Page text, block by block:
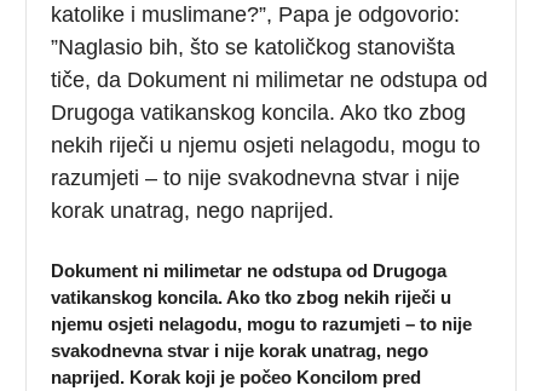
katolike i muslimane?”, Papa je odgovorio:
”Naglasio bih, što se katoličkog stanovišta
tiče, da Dokument ni milimetar ne odstupa od
Drugoga vatikanskog koncila. Ako tko zbog
nekih riječi u njemu osjeti nelagodu, mogu to
razumjeti – to nije svakodnevna stvar i nije
korak unatrag, nego naprijed.
Dokument ni milimetar ne odstupa od Drugoga
vatikanskog koncila. Ako tko zbog nekih riječi u
njemu osjeti nelagodu, mogu to razumjeti – to nije
svakodnevna stvar i nije korak unatrag, nego
naprijed. Korak koji je počeo Koncilom pred